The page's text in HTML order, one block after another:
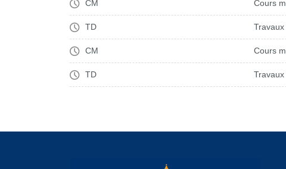
CM Cours
TD
CM Cours
TD